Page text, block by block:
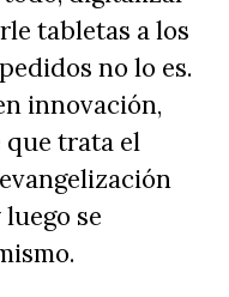
tabletas a los
no lo es.
innovación,
que trata el
se